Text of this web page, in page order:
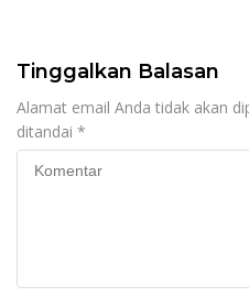
Tinggalkan Balasan
Alamat email Anda tidak akan
ditandai *